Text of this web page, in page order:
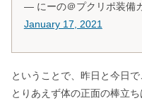
— にーの＠プクリポ装備
January 17, 2021
ということで、昨日と今日
とりあえず体の正面の棒立